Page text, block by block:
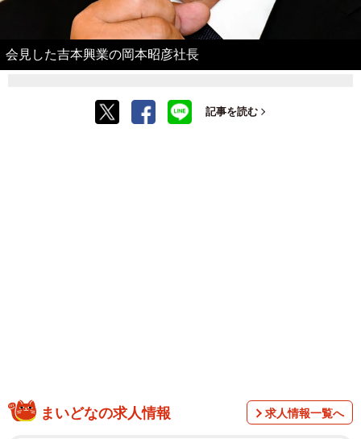
会見した吉本興業の岡本昭彦社長
記事を読む
まいどなの求人情報 求人情報一覧へ